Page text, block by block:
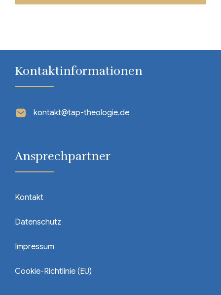
Kontaktinformationen
kontakt@tap-theologie.de
Ansprechpartner
Kontakt
Datenschutz
Impressum
Cookie-Richtlinie (EU)